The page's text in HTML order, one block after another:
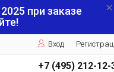
2025 при заказе
Вход
+7 (495) 212-12-